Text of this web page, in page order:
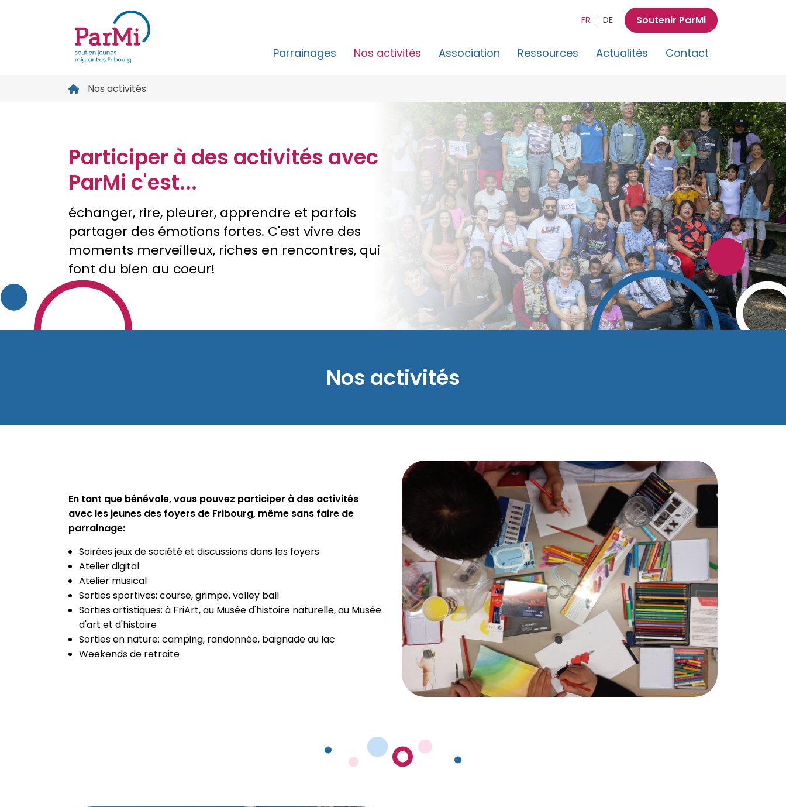
FR DE Soutenir ParMi
Parrainages Nos activités Association Ressources Actualités Contact
Nos activités
Participer à des activités avec
ParMi c'est...
échanger, rire, pleurer, apprendre et parfois
partager des émotions fortes. C'est vivre des
moments merveilleux, riches en rencontres, qui
font du bien au coeur!
Nos activités
En tant que bénévole, vous pouvez participer à des activités
avec les jeunes des foyers de Fribourg, même sans faire de
parrainage:
Soirées jeux de société et discussions dans les foyers
Atelier digital
Atelier musical
Sorties sportives: course, grimpe, volley ball
Sorties artistiques: à FriArt, au Musée d'histoire naturelle, au Musée
d'art et d'histoire
Sorties en nature: camping, randonnée, baignade au lac
Weekends de retraite